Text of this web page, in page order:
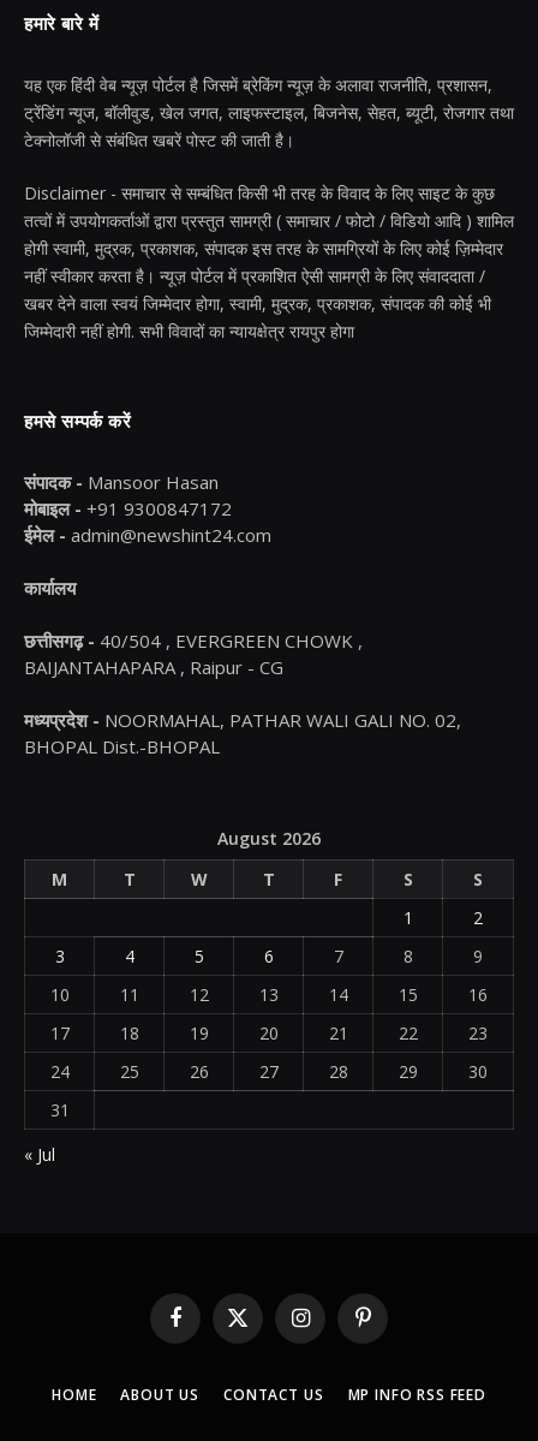
हमारे बारे में
यह एक हिंदी वेब न्यूज़ पोर्टल है जिसमें ब्रेकिंग न्यूज़ के अलावा राजनीति, प्रशासन,
ट्रेंडिंग न्यूज, बॉलीवुड, खेल जगत, लाइफस्टाइल, बिजनेस, सेहत, ब्यूटी, रोजगार तथा
टेक्नोलॉजी से संबंधित खबरें पोस्ट की जाती है।
Disclaimer - समाचार से सम्बंधित किसी भी तरह के विवाद के लिए साइट के कुछ
तत्वों में उपयोगकर्ताओं द्वारा प्रस्तुत सामग्री ( समाचार / फोटो / विडियो आदि ) शामिल
होगी स्वामी, मुद्रक, प्रकाशक, संपादक इस तरह के सामग्रियों के लिए कोई ज़िम्मेदार
नहीं स्वीकार करता है। न्यूज़ पोर्टल में प्रकाशित ऐसी सामग्री के लिए संवाददाता /
खबर देने वाला स्वयं जिम्मेदार होगा, स्वामी, मुद्रक, प्रकाशक, संपादक की कोई भी
जिम्मेदारी नहीं होगी. सभी विवादों का न्यायक्षेत्र रायपुर होगा
हमसे सम्पर्क करें
संपादक - Mansoor Hasan
मोबाइल - +91 9300847172
ईमेल - admin@newshint24.com
कार्यालय
छत्तीसगढ़ - 40/504 , EVERGREEN CHOWK ,
BAIJANTAHAPARA , Raipur - CG
मध्यप्रदेश - NOORMAHAL, PATHAR WALI GALI NO. 02,
BHOPAL Dist.-BHOPAL
August 2026
M
T W T F S
S
1
2
3
4 5 6 7 8
9
10
11 12 13 14 15
16
17
18 19 20 21 22
23
24
25 26 27 28 29
30
31
« Jul
Facebook
X
(Twitter)
InstagramPinterest
HOME ABOUT US CONTACT US MP INFO RSS FEED